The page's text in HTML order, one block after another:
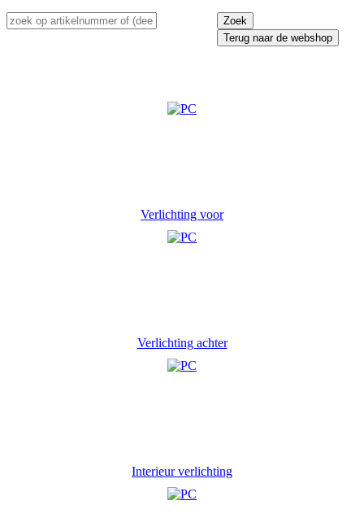
Terug naar de webshop
Verlichting voor
Verlichting achter
Interieur verlichting